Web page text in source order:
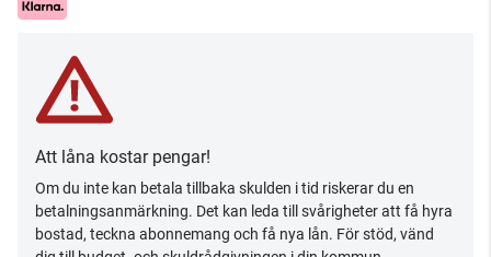
Att låna kostar pengar!
Om du inte kan betala tillbaka skulden i tid riskerar du en
betalningsanmärkning. Det kan leda till svårigheter att få hyra
bostad, teckna abonnemang och få nya lån. För stöd, vänd